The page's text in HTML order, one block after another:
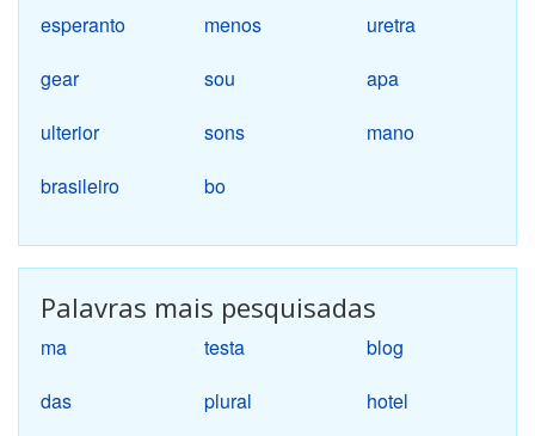
esperanto
menos
uretra
gear
sou
apa
ulterior
sons
mano
brasileiro
bo
Palavras mais pesquisadas
ma testa
blog
das
plural
hotel